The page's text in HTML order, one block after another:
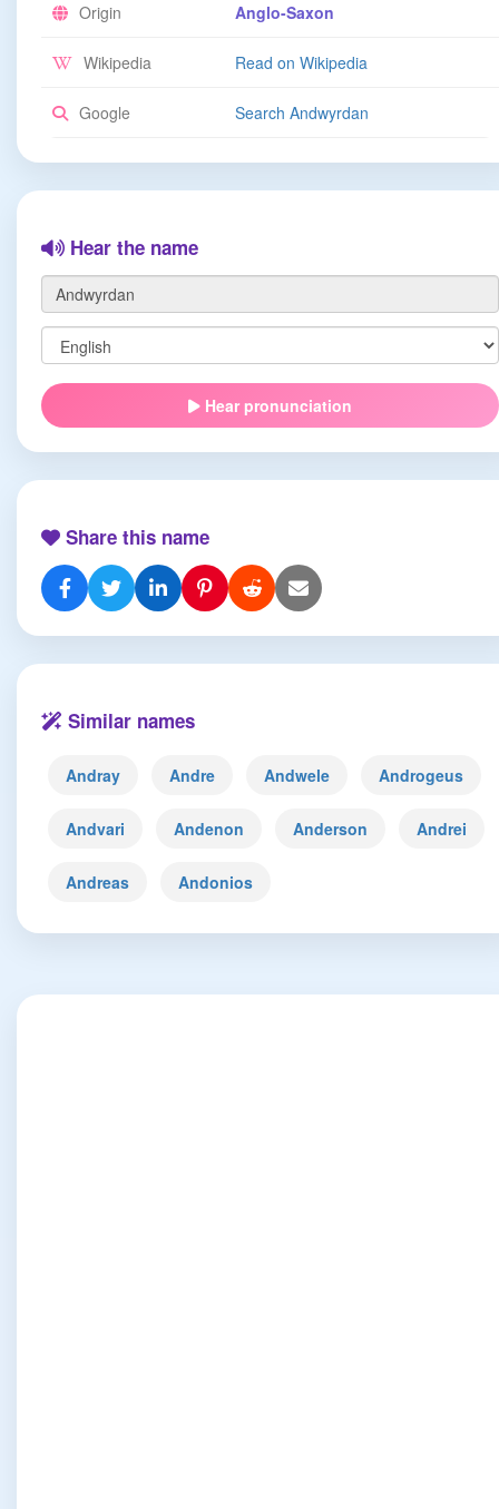
Origin Anglo-Saxon
Wikipedia Read on Wikipedia
Google Search Andwyrdan
Hear the name
Hear pronunciation
Share this name
Similar names
Andray Andre Andwele Androgeus
Andvari Andenon Anderson Andrei
Andreas Andonios